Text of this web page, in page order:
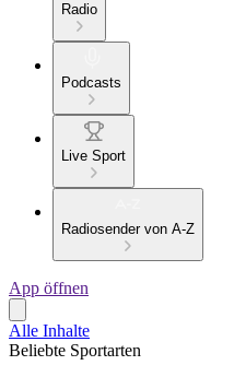
Radio
Podcasts
Live Sport
Radiosender von A-Z
App öffnen
Alle Inhalte
Beliebte Sportarten